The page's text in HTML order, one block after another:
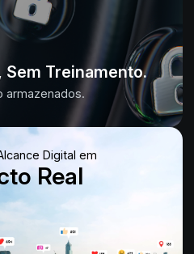
Sem Treinamento.
armazenados.
Digital em
Real